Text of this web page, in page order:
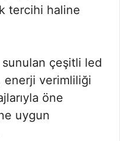
tercihi haline
çeşitli led
enerji verimliliği
öne
uygun